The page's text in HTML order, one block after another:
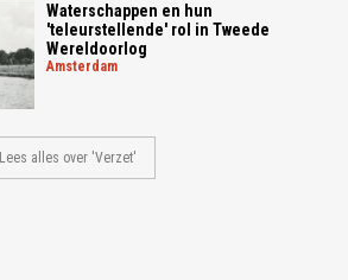
Waterschappen en hun
'teleurstellende' rol in Tweede
Wereldoorlog
amsterdam
Lees alles over 'Verzet'